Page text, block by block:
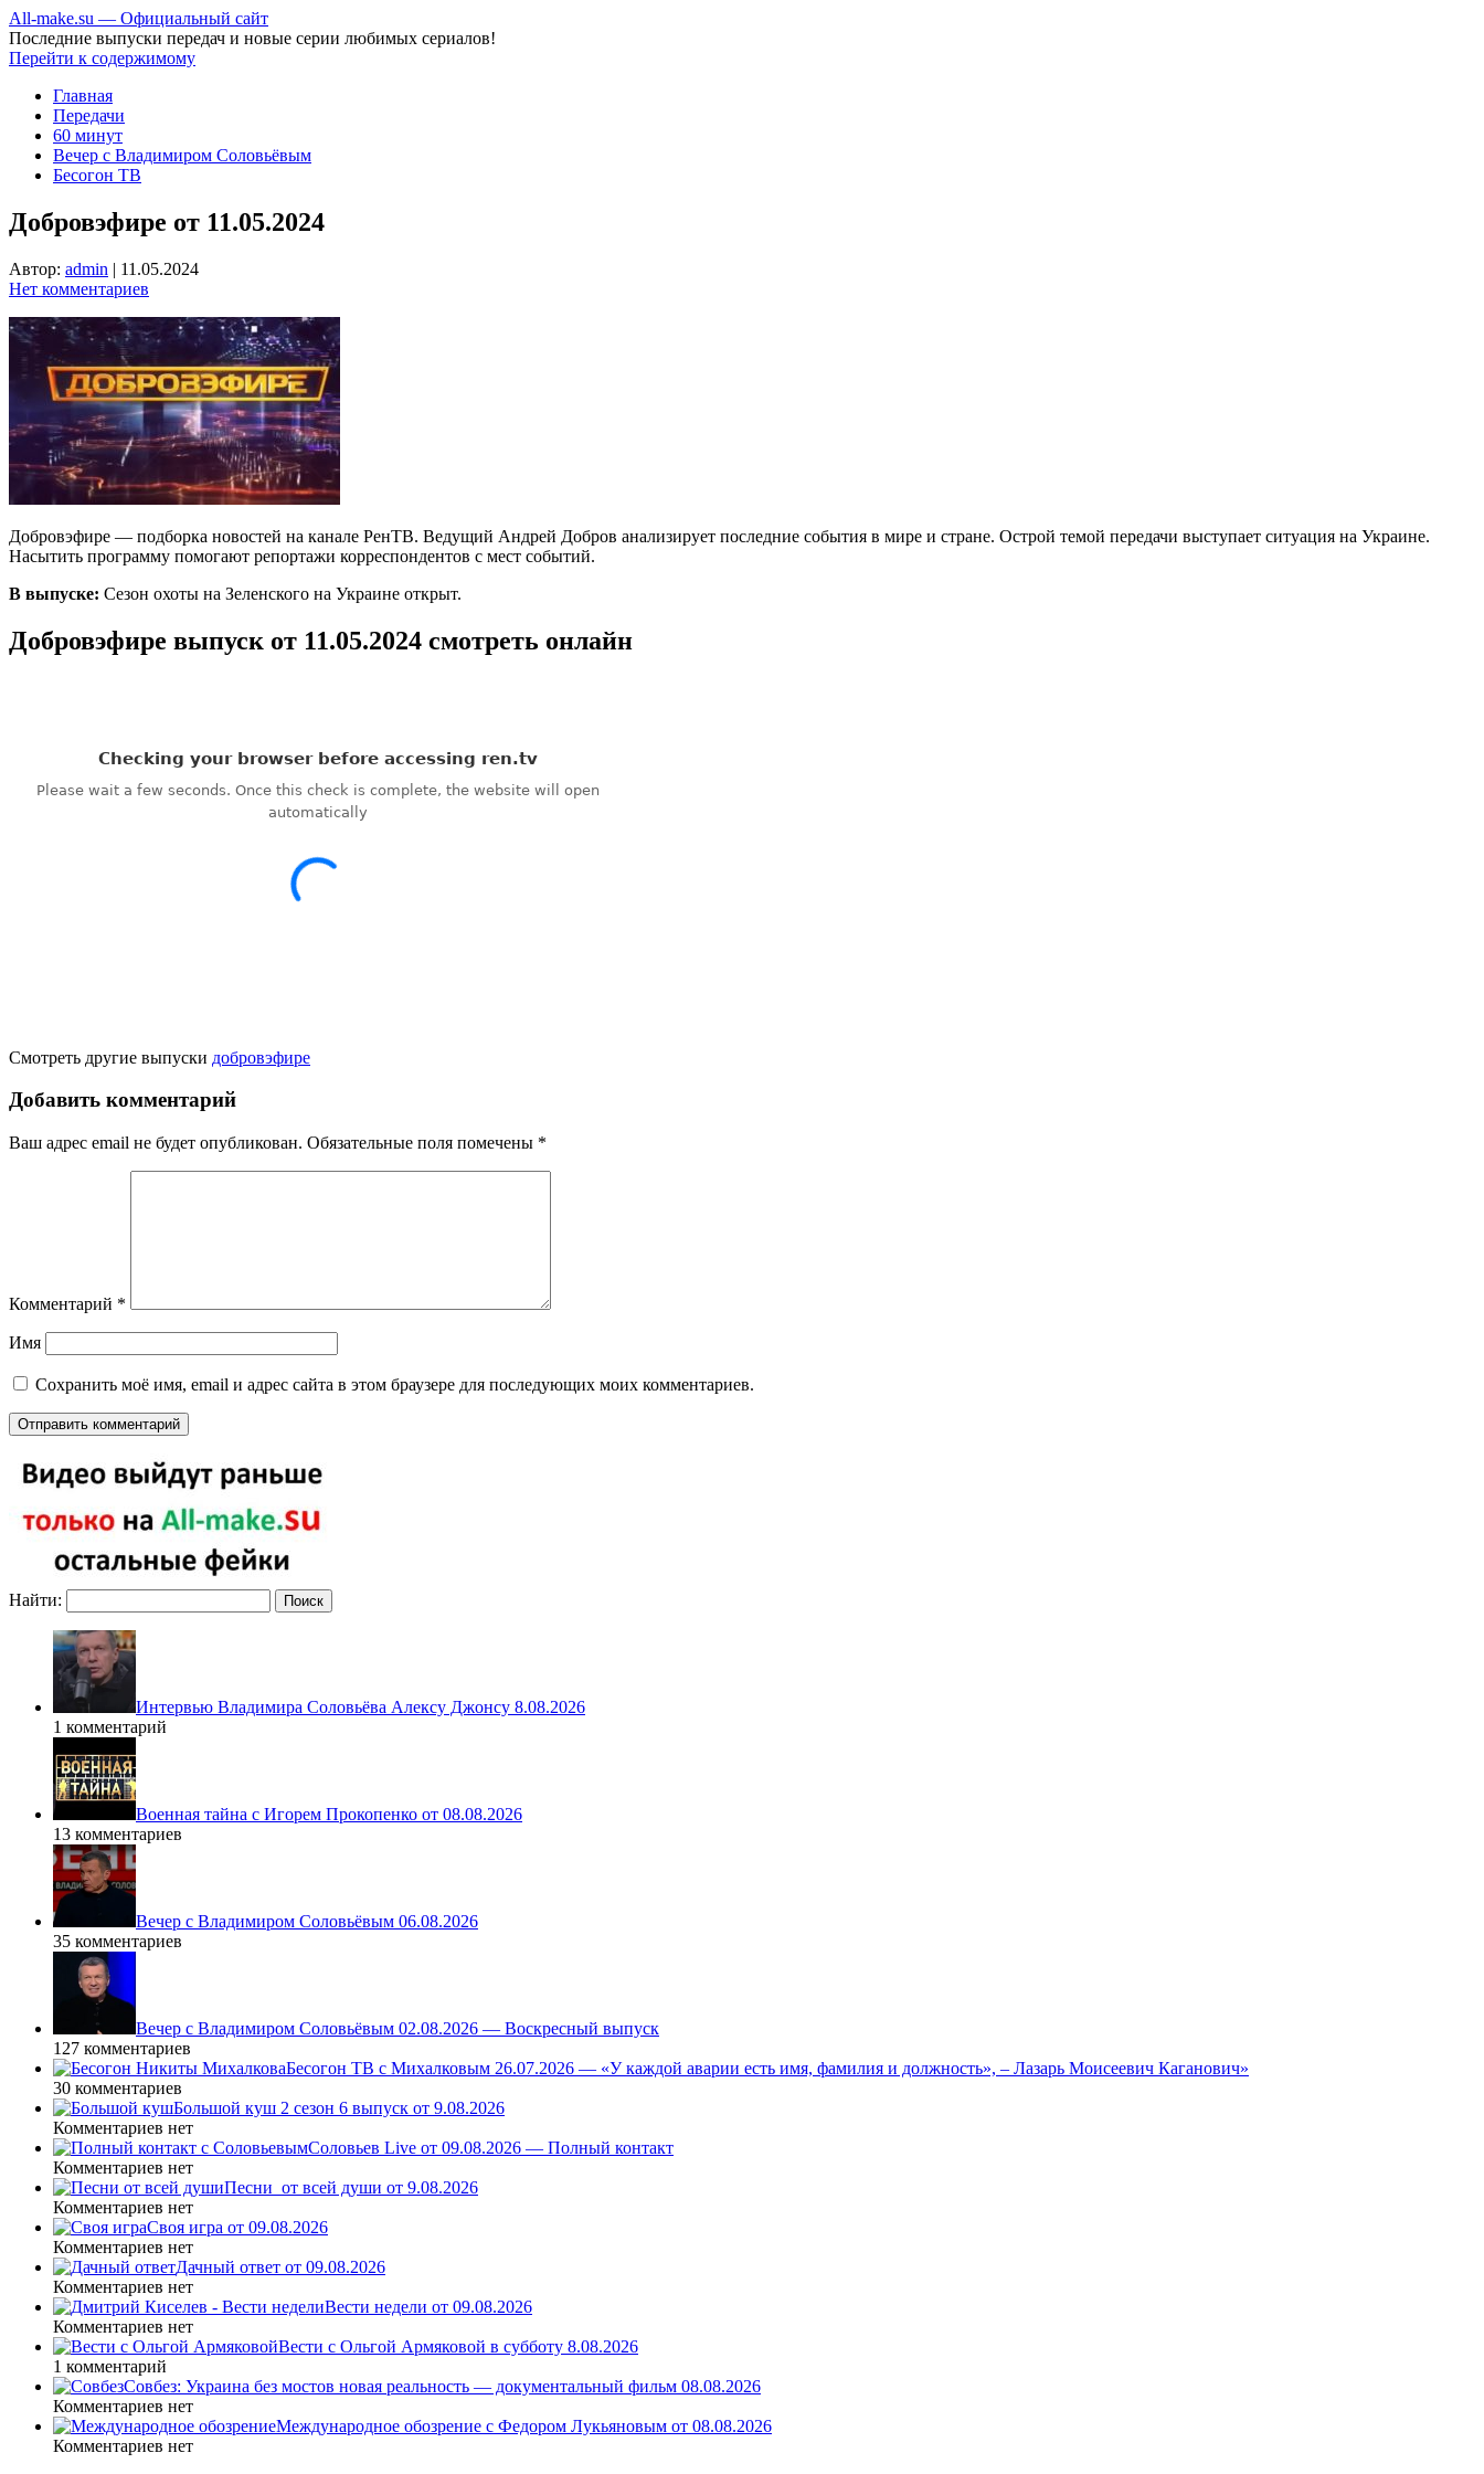
All-make.su — Официальный сайт
Последние выпуски передач и новые серии любимых сериалов!
Перейти к содержимому
Главная
Передачи
60 минут
Вечер с Владимиром Соловьёвым
Бесогон ТВ
Добровэфире от 11.05.2024
Автор: admin | 11.05.2024
Нет комментариев
Добровэфире — подборка новостей на канале РенТВ. Ведущий Андрей Добров анализирует последние события в мире и стране. Острой темой передачи выступает ситуация на Украине.
Насытить программу помогают репортажи корреспондентов с мест событий.
В выпуске: Сезон охоты на Зеленского на Украине открыт.
Добровэфире выпуск от 11.05.2024 смотреть онлайн
Смотреть другие выпуски добровэфире
Добавить комментарий
Ваш адрес email не будет опубликован. Обязательные поля помечены *
Комментарий *
Имя
Сохранить моё имя, email и адрес сайта в этом браузере для последующих моих комментариев.
Найти:
Интервью Владимира Соловьёва Алексу Джонсу 8.08.2026
1 комментарий
Военная тайна с Игорем Прокопенко от 08.08.2026
13 комментариев
Вечер с Владимиром Соловьёвым 06.08.2026
35 комментариев
Вечер с Владимиром Соловьёвым 02.08.2026 — Воскресный выпуск
127 комментариев
Бесогон ТВ с Михалковым 26.07.2026 — «У каждой аварии есть имя, фамилия и должность», – Лазарь Моисеевич Каганович»
30 комментариев
Большой куш 2 сезон 6 выпуск от 9.08.2026
Комментариев нет
Соловьев Live от 09.08.2026 — Полный контакт
Комментариев нет
Песни_от всей души от 9.08.2026
Комментариев нет
Своя игра от 09.08.2026
Комментариев нет
Дачный ответ от 09.08.2026
Комментариев нет
Вести недели от 09.08.2026
Комментариев нет
Вести с Ольгой Армяковой в субботу 8.08.2026
1 комментарий
Совбез: Украина без мостов новая реальность — документальный фильм 08.08.2026
Комментариев нет
Международное обозрение с Федором Лукьяновым от 08.08.2026
Комментариев нет